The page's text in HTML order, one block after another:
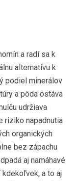
a radí sa k
alternatívu k
podiel minerálov
a pôda ostáva
udržiava
riziko napadnutia
organických
bez zápachu
aj namáhavé
a to aj